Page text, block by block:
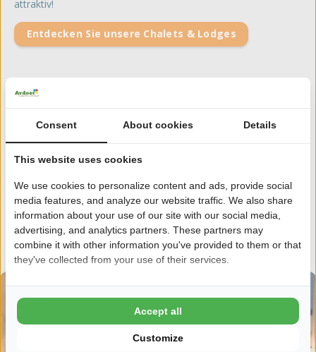
attraktiv!
Entdecken Sie unsere Chalets & Lodges
Glamping in einem Hotelchalet
Spricht das Camping-Gefühl Sie an, aber das Zelten eher
nicht? Dann sollten Sie bei Ardoer Urlaub machen. Bei uns
können Sie in einem Hotelchalet wohnen und mit unserem
optionalen Frühstücksservice und Zimmerservice, komplett
etwas mehr Komfort. Abends können Sie gemütlich draußen
im Lounge Set, mit einem Glas Wein, sitzen. Das ist Urlaub!
Entdecken Sie unsere Hotelchalets
Consent About cookies Details
This website uses cookies
We use cookies to personalize content and ads, provide social
media features, and analyze our website traffic. We also share
information about your use of our site with our social media,
advertising, and analytics partners. These partners may
combine it with other information you've provided to them or that
they've collected from your use of their services.
Customize
Accept all